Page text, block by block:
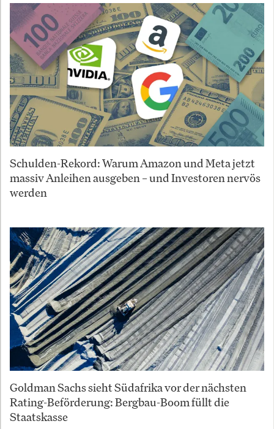
Schulden-Rekord: Warum Amazon und Meta jetzt
massiv Anleihen ausgeben – und Investoren nervös
werden
Goldman Sachs sieht Südafrika vor der nächsten
Rating-Beförderung: Bergbau-Boom füllt die
Staatskasse